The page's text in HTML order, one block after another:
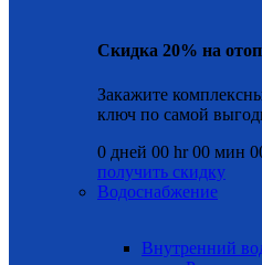
Скидка 20% на
Закажите
ключ по самой
0 дней 00 hr00 мин
получить скидку
Водоснабжение
Внутренний